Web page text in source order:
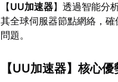
【UU加速器】透過智能分
其全球伺服器節點網絡，
問題。
【UU加速器】核心優